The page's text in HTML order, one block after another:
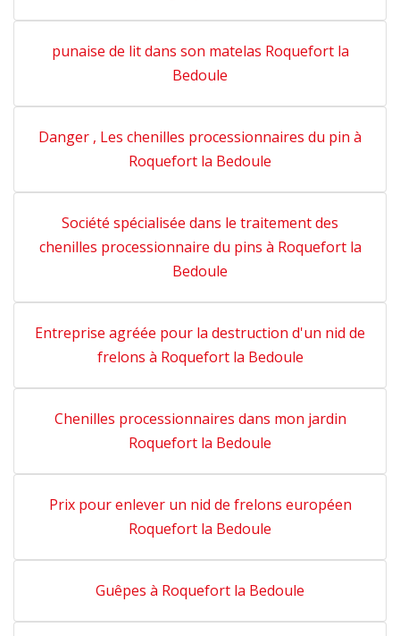
punaise de lit dans son matelas Roquefort la
Bedoule
Danger , Les chenilles processionnaires du pin à
Roquefort la Bedoule
Société spécialisée dans le traitement des
chenilles processionnaire du pins à Roquefort la
Bedoule
Entreprise agréée pour la destruction d'un nid de
frelons à Roquefort la Bedoule
Chenilles processionnaires dans mon jardin
Roquefort la Bedoule
Prix pour enlever un nid de frelons européen
Roquefort la Bedoule
Guêpes à Roquefort la Bedoule